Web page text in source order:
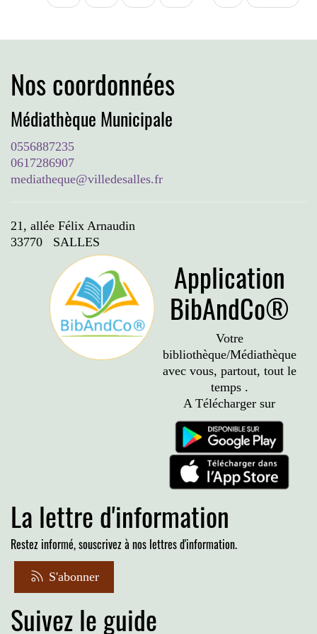
suivantepage
Nos coordonnées
Médiathèque Municipale
0556887235
0617286907
mediatheque@villedesalles.fr
21, allée Félix Arnaudin
33770 SALLES
Application
BibAndCo®
Votre
bibliothèque/Médiathèque
avec vous, partout, tout le
temps .
A Télécharger sur
La lettre d'information
Restez informé, souscrivez à nos lettres d'information.
S'abonner
Suivez le guide